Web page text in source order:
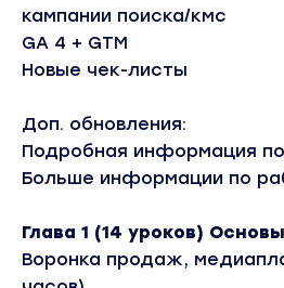
кампании поиска/кмс
GA 4 + GTM
Новые чек-листы
Доп. обновления:
Подробная информация по
Больше информации по
Глава 1 (14 уроков)
Воронка продаж,